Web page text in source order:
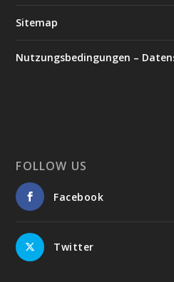
Sitemap
Nutzungsbedingungen –
FOLLOW US
Facebook
Twitter